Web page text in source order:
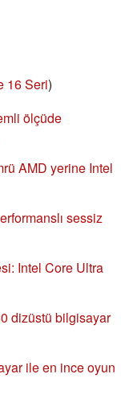
16 Seri)
ölçüde
AMD yerine Intel
sessiz
Intel Core Ultra
dizüstü bilgisayar
ile en ince oyun